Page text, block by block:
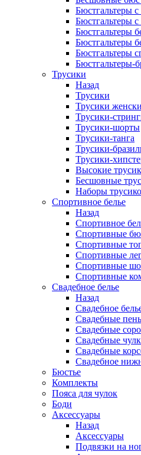
Бюстгальтеры
Бюстгальтеры
Бюстгальтеры
Бюстгальтеры
Бюстгальтеры
Бюстгальтеры-
Трусики
Назад
Трусики
Трусики
Трусики-
Трусики-шорты
Трусики-танга
Трусики-
Трусики-
Высокие
Бесшовные
Наборы
Спортивное белье
Назад
Спортивное
Спортивные
Спортивные
Спортивные
Спортивные
Спортивные
Свадебное белье
Назад
Свадебное
Свадебные
Свадебные
Свадебные
Свадебные
Свадебное
Бюстье
Комплекты
Пояса для чулок
Боди
Аксессуары
Назад
Аксессуары
Подвязки на